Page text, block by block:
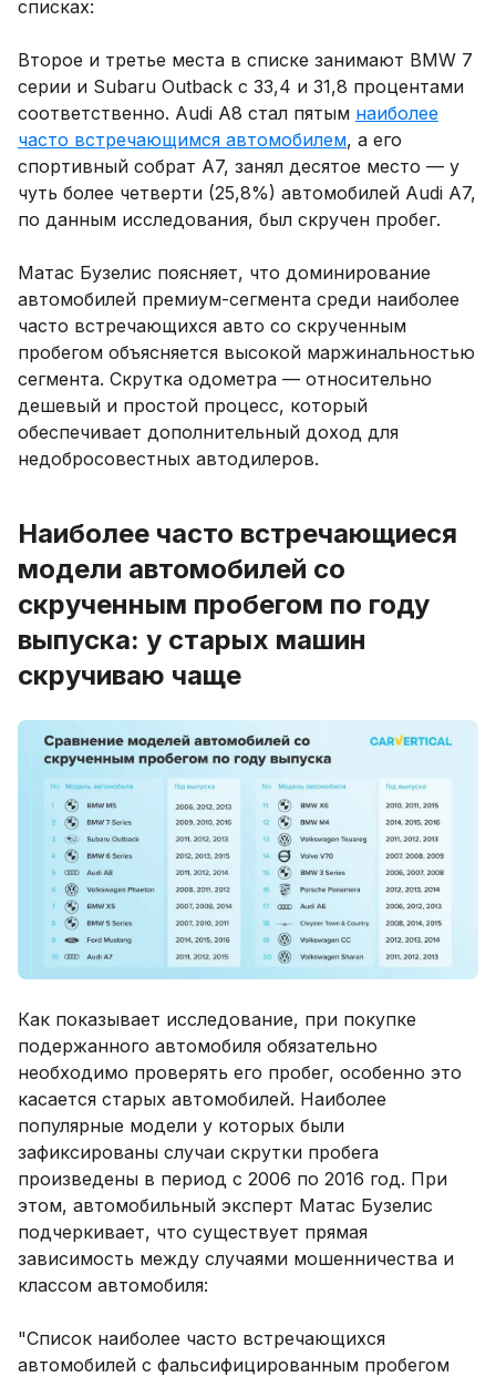
списках:
Второе и третье места в списке занимают BMW 7
серии и Subaru Outback с 33,4 и 31,8 процентами
соответственно. Audi A8 стал пятым наиболее
часто встречающимся автомобилем, а его
спортивный собрат A7, занял десятое место — у
чуть более четверти (25,8%) автомобилей Audi A7,
по данным исследования, был скручен пробег.
Матас Бузелис поясняет, что доминирование
автомобилей премиум-сегмента среди наиболее
часто встречающихся авто со скрученным
пробегом объясняется высокой маржинальностью
сегмента. Скрутка одометра — относительно
дешевый и простой процесс, который
обеспечивает дополнительный доход для
недобросовестных автодилеров.
Наиболее часто встречающиеся
модели автомобилей со
скрученным пробегом по году
выпуска: у старых машин
скручиваю чаще
Как показывает исследование, при покупке
подержанного автомобиля обязательно
необходимо проверять его пробег, особенно это
касается старых автомобилей. Наиболее
популярные модели у которых были
зафиксированы случаи скрутки пробега
произведены в период с 2006 по 2016 год. При
этом, автомобильный эксперт Матас Бузелис
подчеркивает, что существует прямая
зависимость между случаями мошенничества и
классом автомобиля:
"Список наиболее часто встречающихся
автомобилей с фальсифицированным пробегом